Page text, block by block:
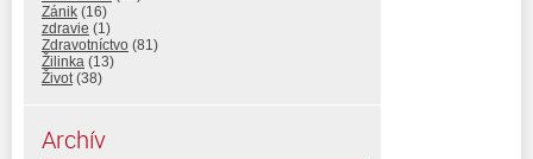
Zánik (16)
zdravie (1)
Zdravotníctvo (81)
Žilinka (13)
Život(38)
Archív